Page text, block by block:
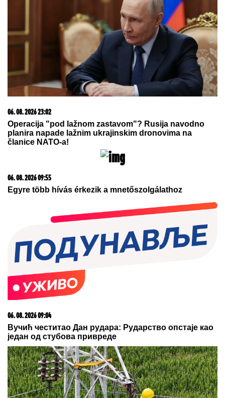
Hibrid broj 1 koji osvaja Evropu, sada po specijalnoj
akcijskoj ceni od 19.990€ do 31.8.
Novo suočavanje Aneli i Mustafe Durdžića: Ona ga
pozvala u Dubrovnik da vidi Noru, a on ODBIO! Ovo je
razlog (VIDEO)
Da li je genetika zaslužna za rađanje blizanaca? Istina o
naslednim faktorima i blizanačkoj trudnoći